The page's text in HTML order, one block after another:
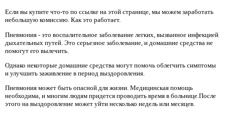
Если вы купите что-то по ссылке на этой странице, мы можем заработать
небольшую комиссию. Как это работает.
Пневмония - это воспалительное заболевание легких, вызванное инфекцией
дыхательных путей. Это серьезное заболевание, и домашние средства не
помогут его вылечить.
Однако некоторые домашние средства могут помочь облегчить симптомы
и улучшить заживление в период выздоровления.
Пневмония может быть опасной для жизни. Медицинская помощь
необходима, и многим людям придется проводить время в больнице.После
этого на выздоровление может уйти несколько недель или месяцев.